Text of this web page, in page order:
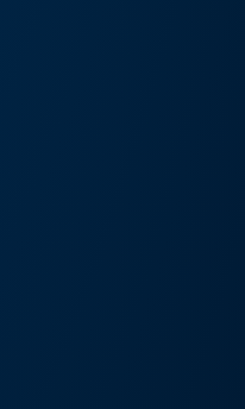
kiállítás és